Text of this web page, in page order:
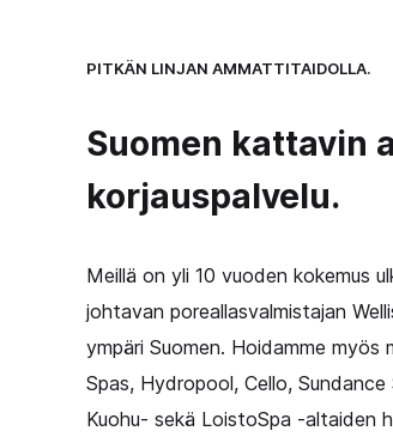
PITKÄN LINJAN AMMATTITAIDOLLA.
Suomen kattavin
korjauspalvelu.
Meillä on yli 10 vuoden kokemus
johtavan poreallasvalmistajan
ympäri Suomen. Hoidamme myös
Spas, Hydropool, Cello,
Kuohu- sekä LoistoSpa -altaiden